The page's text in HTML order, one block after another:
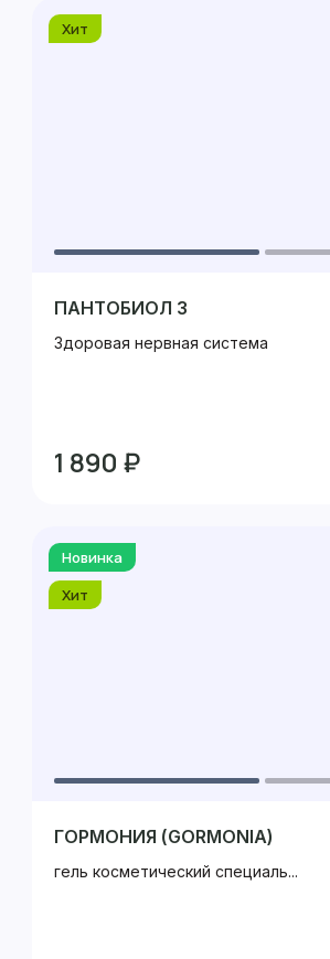
Хит
ПАНТОБИОЛ 3
Здоровая нервная система
1 890 ₽
Новинка
Хит
ГОРМОНИЯ (GORMONIA)
гель косметический специаль...